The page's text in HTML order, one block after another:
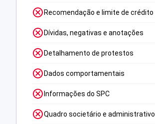
Recomendação e limite de crédito
Dívidas, negativas e anotações
Detalhamento de protestos
Dados comportamentais
Informações do SPC
Quadro societário e administrativo